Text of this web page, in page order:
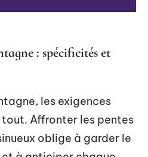
: spécificités et
les exigences
Affronter les pentes
oblige à garder le